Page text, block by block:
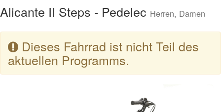
Alicante II Steps - Pedelec Herren, Damen
Dieses Fahrrad ist nicht Teil des
aktuellen Programms.